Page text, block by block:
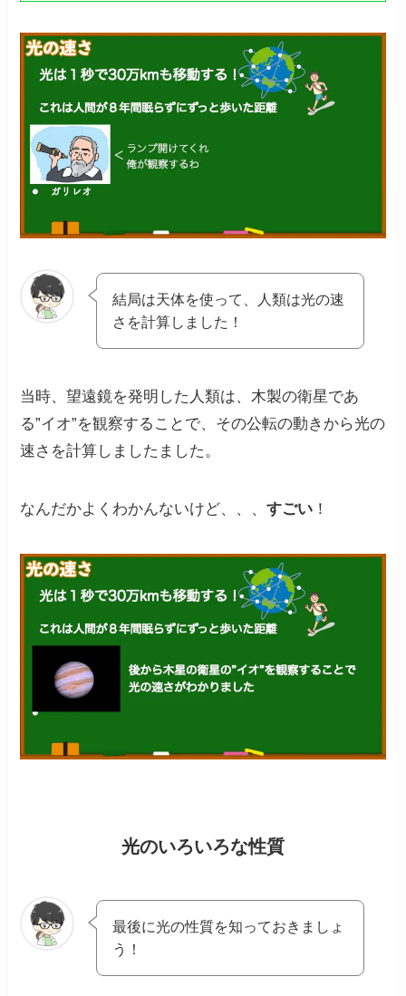
結局は天体を使って、人類は光の速
さを計算しました！
当時、望遠鏡を発明した人類は、木製の衛星であ
る”イオ”を観察することで、その公転の動きから光の
速さを計算しましたました。
なんだかよくわかんないけど、、、すごい ！
光のいろいろな性質
最後に光の性質を知っておきましょ
う！